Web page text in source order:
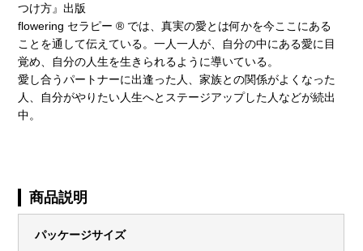
つけ方』出版
flowering セラピー ® では、真実の愛とは何かを今ここにある
ことを通して伝えている。一人一人が、自分の中にある愛に目
覚め、自分の人生を生きられるように導いている。
愛し合うパートナーに出逢った人、家族との関係がよくなった
人、自分がやりたい人生へとステージアップした人などが続出
中。
商品説明
パッケージサイズ